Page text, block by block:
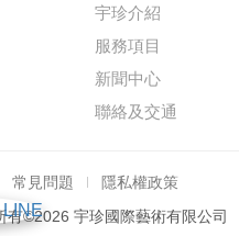
宇珍介紹
服務項目
新聞中心
聯絡及交通
常見問題
隱私權政策
有©2026 宇珍國際藝術有限公司